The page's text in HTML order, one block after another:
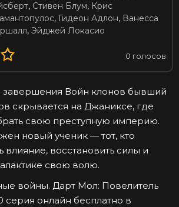
, Стивен Блум, Крис
, Гидеон Адлон, Ванесса
, Эйджей Локасио
0 голосов
завершения Войн клонов бывший
скрывается на Джаниксе, где
свою преступную империю.
новый ученик — тот, кто
влияние, восстановить силы и
свою волю.
войны. Дарт Мол: Повелитель
серия онлайн бесплатно в